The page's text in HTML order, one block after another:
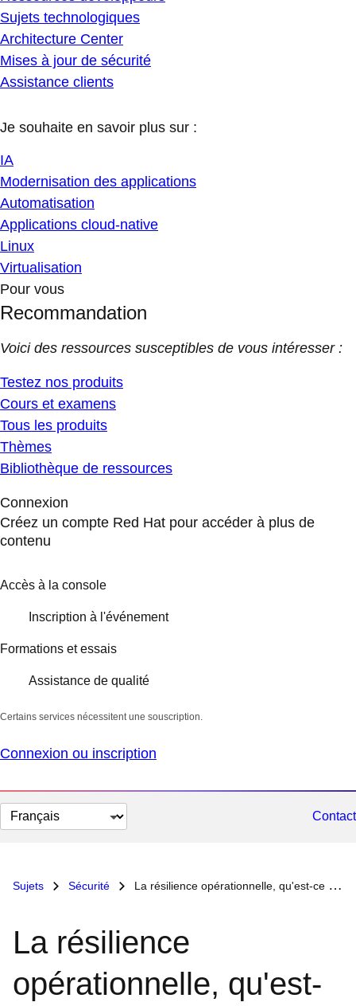
Sujets technologiques
Architecture Center
Mises à jour de sécurité
Assistance clients
Je souhaite en savoir plus sur :
IA
Modernisation des applications
Automatisation
Applications cloud-native
Linux
Virtualisation
Pour vous
Recommandation
Voici des ressources susceptibles de vous intéresser :
Testez nos produits
Cours et examens
Tous les produits
Thèmes
Bibliothèque de ressources
Connexion
Créez un compte Red Hat pour accéder à plus de
contenu
Accès à la console
Inscription à l'événement
Formations et essais
Assistance de qualité
Certains services nécessitent une souscription.
Connexion ou inscription
Changer
la
Contact
Sujets Sécurité La résilience opérationnelle, qu'est-ce que c'est ?
La résilience
opérationnelle, qu'est-